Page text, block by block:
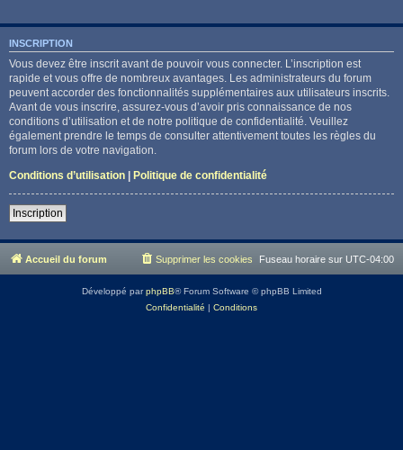
INSCRIPTION
Vous devez être inscrit avant de pouvoir vous connecter. L’inscription est
rapide et vous offre de nombreux avantages. Les administrateurs du forum
peuvent accorder des fonctionnalités supplémentaires aux utilisateurs inscrits.
Avant de vous inscrire, assurez-vous d’avoir pris connaissance de nos
conditions d’utilisation et de notre politique de confidentialité. Veuillez
également prendre le temps de consulter attentivement toutes les règles du
forum lors de votre navigation.
Conditions d’utilisation | Politique de confidentialité
Inscription
Accueil du forum Fuseau horaire sur UTC-04:00
Supprimer les cookies
Développé parphpBB® Forum Software © phpBB Limited
Confidentialité | Conditions